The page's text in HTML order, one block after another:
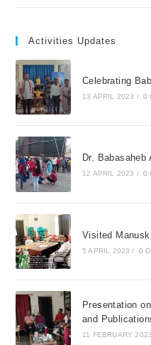
Activities Updates
Celebrating
13 APRIL 2023 / 0
Dr. Babasaheb
12 APRIL 2023 / 0
Visited
5 APRIL 2023 / 0
Presentation
and
11 FEBRUARY 2023